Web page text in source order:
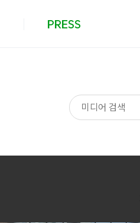
PRESS